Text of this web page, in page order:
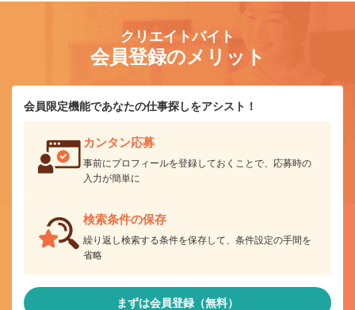
クリエイトバイト
会員登録のメリット
会員限定機能であなたの仕事探しをアシスト！
カンタン応募
事前にプロフィールを登録しておくことで、応募時の
入力が簡単に
検索条件の保存
繰り返し検索する条件を保存して、条件設定の手間を
省略
まずは会員登録（無料）